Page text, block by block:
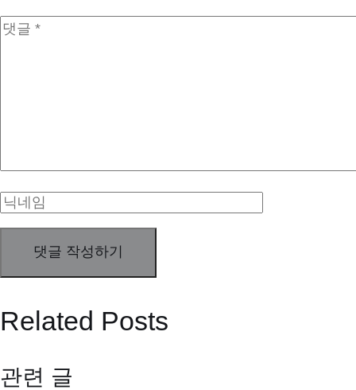
Related Posts
관련 글